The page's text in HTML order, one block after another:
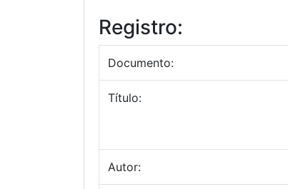
Registro:
Documento:
Título:
Autor: